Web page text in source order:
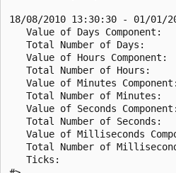
18/08/2010 13:30:30 - 01/01/
Value of Days Component:
Total Number of Days:
Value of Hours Component:
Total Number of Hours:
Value of Minutes
Total Number of Minutes:
Value of Seconds
Total Number of Seconds:
Value of Milliseconds
Total Number of
Ticks: